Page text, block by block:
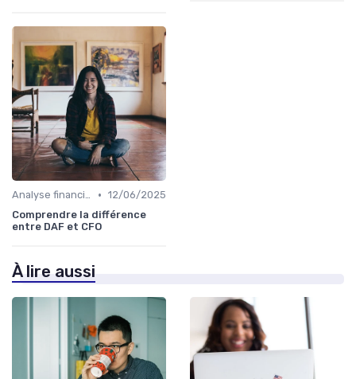
Analyse financière • 12/06/2025
Comprendre la différence
entre DAF et CFO
À lire aussi